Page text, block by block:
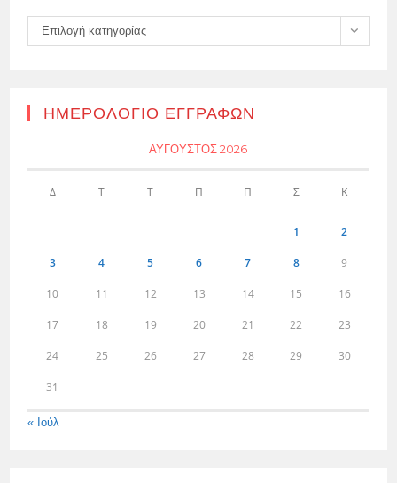
Kατηγορίες
Επιλογή κατηγορίας
ΗΜΕΡΟΛΌΓΙΟ ΕΓΓΡΑΦΏΝ
ΑΎΓΟΥΣΤΟΣ 2026
Δ Τ Τ Π Π Σ Κ
1 2
3 4 5 6 7 8 9
10 11 12 13 14 15 16
17 18 19 20 21 22 23
24 25 26 27 28 29 30
31
« Ιούλ